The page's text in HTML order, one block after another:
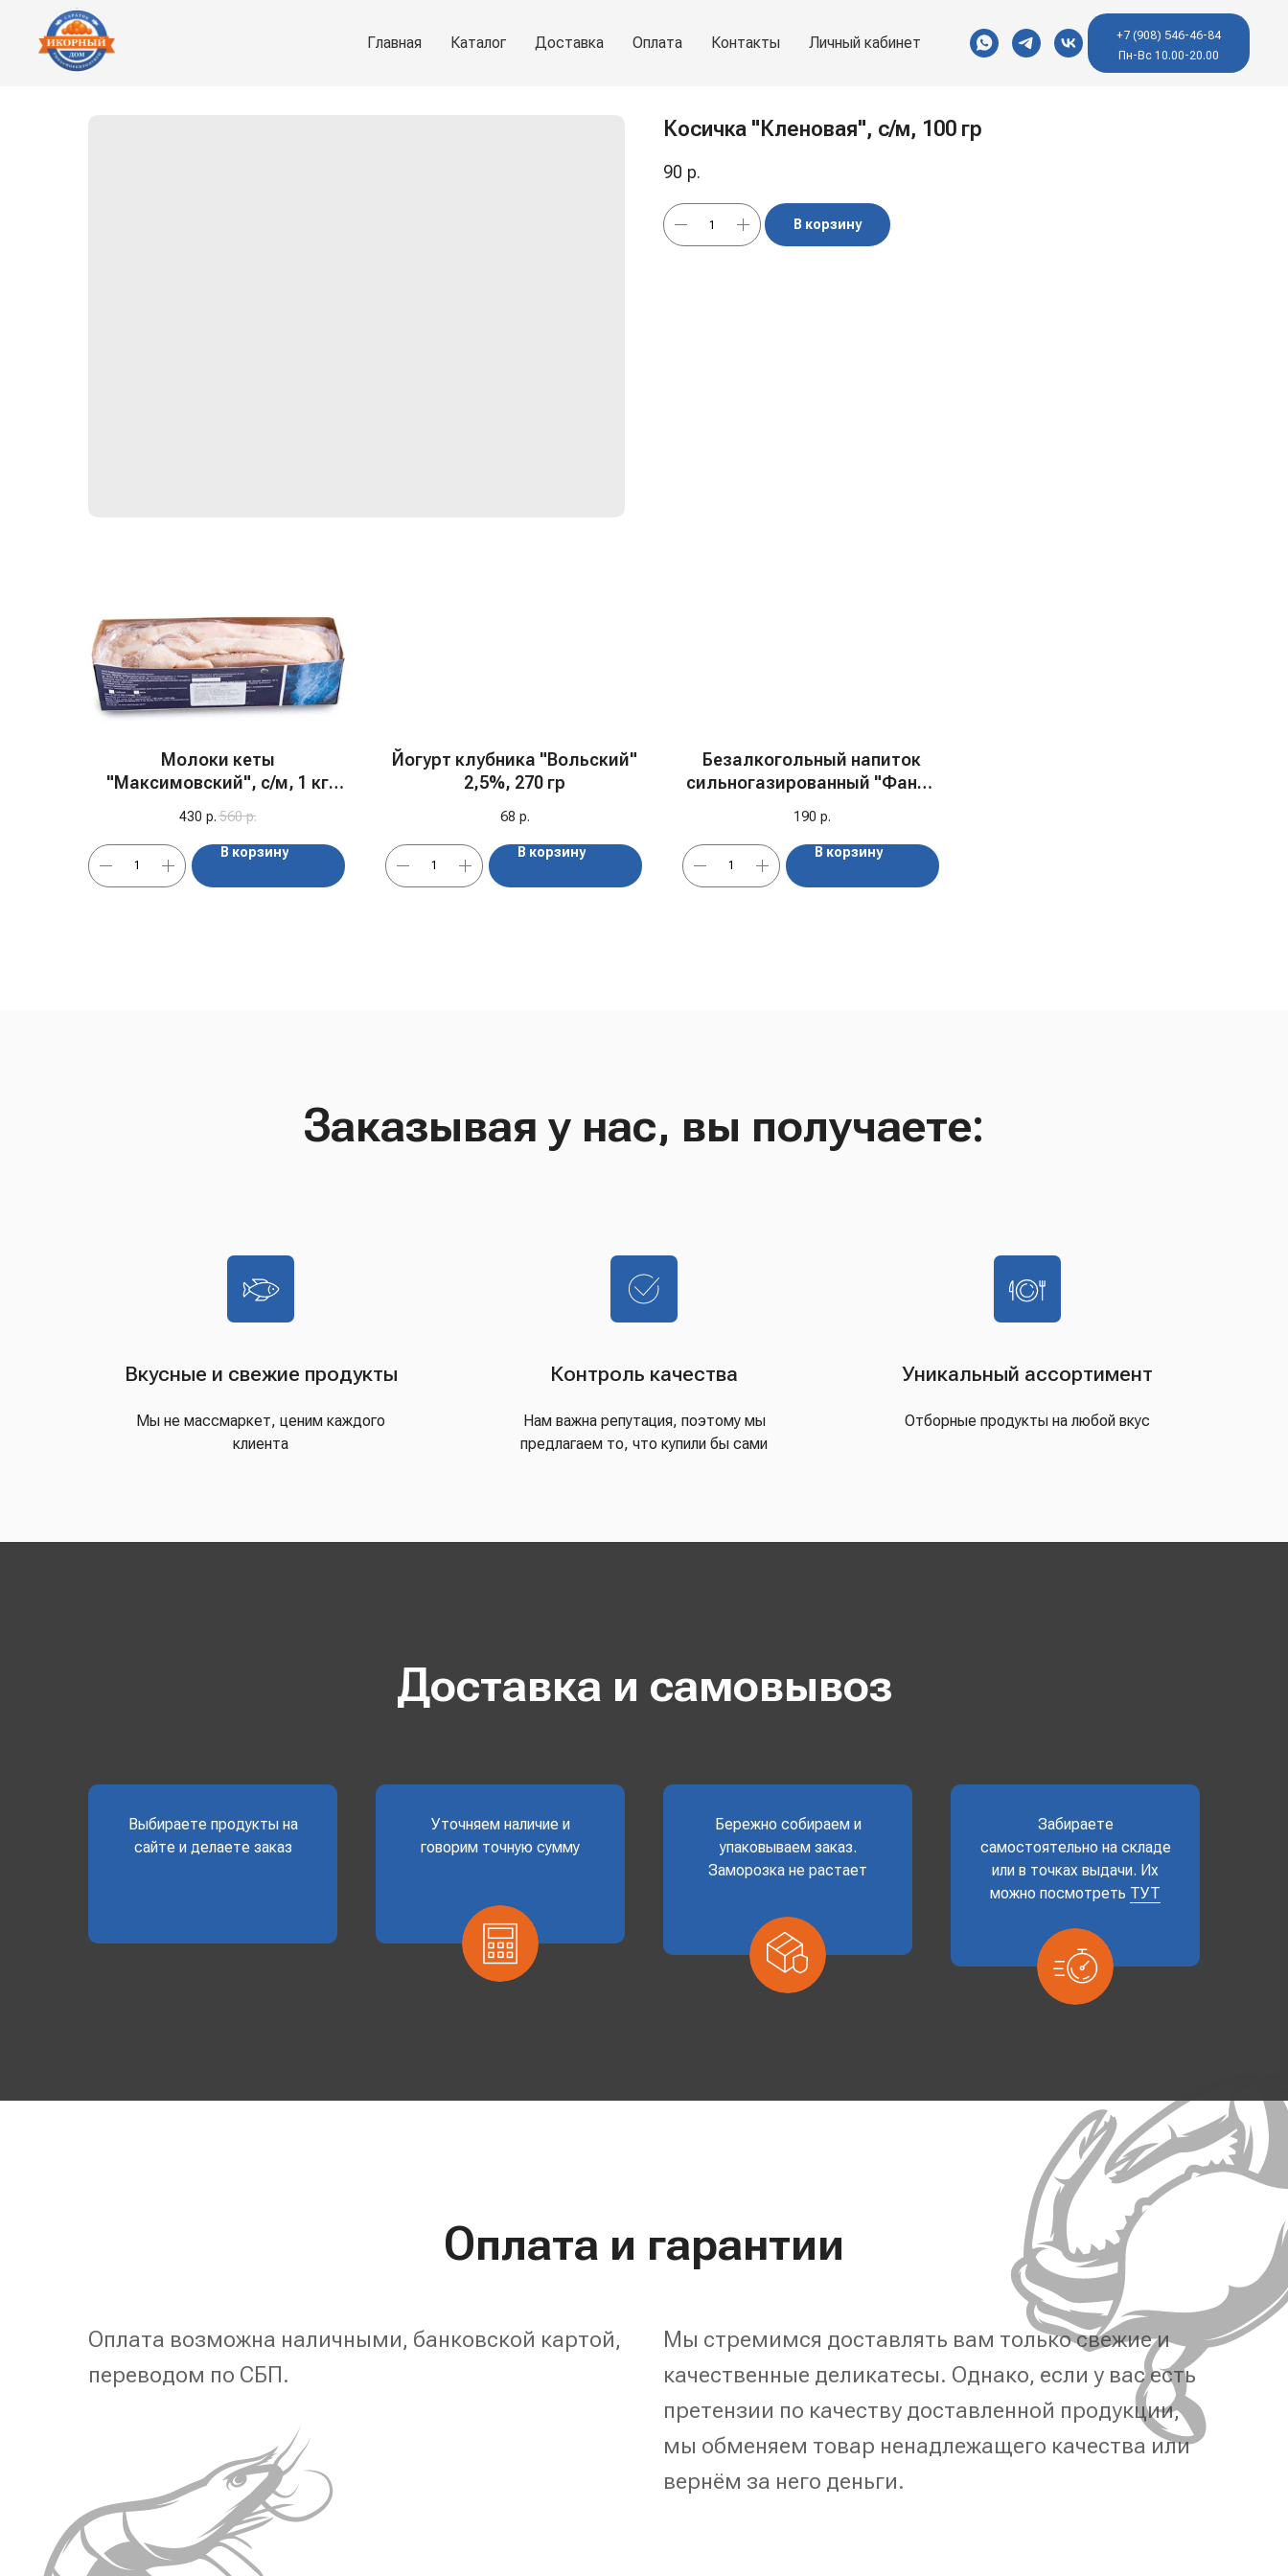
Главная Каталог Доставка Оплата Контакты Личный кабинет
+7 (908) 546-46-84
Пн-Вс 10.00-20.00
Косичка "Кленовая", с/м, 100 гр
90 р.
В корзину
Молоки кеты
"Максимовский", с/м, 1 кг
430 р. 560 р.
В корзину
Йогурт клубника "Вольский"
2,5%, 270 гр
68 р.
В корзину
Безалкогольный напиток
сильногазированный "Фанта
0,355 л
190 р.
В корзину
Заказывая у нас, вы получаете:
Вкусные и свежие продукты
Мы не массмаркет, ценим каждого
клиента
Контроль качества
Нам важна репутация, поэтому мы
предлагаем то, что купили бы сами
Уникальный ассортимент
Отборные продукты на любой вкус
Доставка и самовывоз
Выбираете продукты на
сайте и делаете заказ
Уточняем наличие и
говорим точную сумму
Бережно собираем и
упаковываем заказ.
Заморозка не растает
Забираете
самостоятельно на складе
или в точках выдачи. Их
можно посмотреть ТУТ
Оплата и гарантии
Оплата возможна наличными, банковской картой,
переводом по СБП.
Мы стремимся доставлять вам только свежие и
качественные деликатесы. Однако, если у вас есть
претензии по качеству доставленной продукции,
мы обменяем товар ненадлежащего качества или
вернём за него деньги.